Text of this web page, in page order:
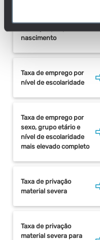
nascimento
Taxa de emprego por
nível de escolaridade
Taxa de emprego por
sexo, grupo etário e
nível de escolaridade
mais elevado completo
Taxa de privação
material severa
Taxa de privação
material severa para